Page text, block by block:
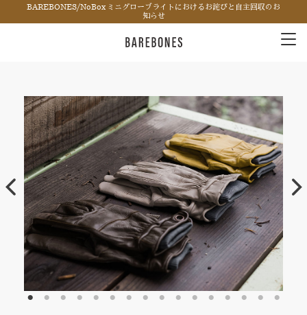
BAREBONES/NoBox ミニグローブライトにおけるお詫びと自主回収のお
知らせ